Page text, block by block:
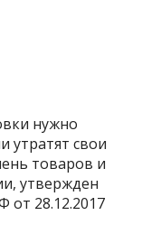
нужно
утратят свои
товаров и
утвержден
от 28.12.2017